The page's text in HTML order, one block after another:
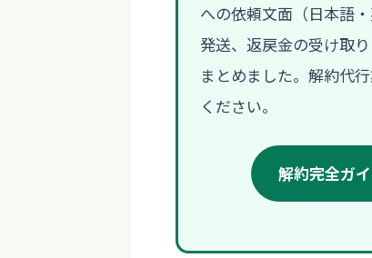
への依頼文面（日本語
発送、返戻金の受け取
まとめました。解約代
ください。
解約完全ガ